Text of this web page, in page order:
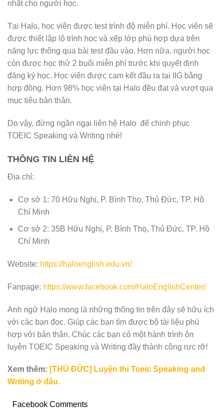
nhất cho người học.
Tại Halo, học viên được test trình độ miễn phí. Học viên sẽ
được thiết lập lộ trình học và xếp lớp phù hợp dựa trên
năng lực thông qua bài test đầu vào. Hơn nữa, người học
còn được học thử 2 buổi miễn phí trước khi quyết định
đăng ký học. Học viên được cam kết đầu ra tại IIG bằng
hợp đồng. Hơn 98% học viên tại Halo đều đạt và vượt qua
mục tiêu bản thân.
Do vậy, đừng ngần ngại liên hệ Halo để chinh phục
TOEIC Speaking và Writing nhé!
THÔNG TIN LIÊN HỆ
Địa chỉ:
Cơ sở 1: 70 Hữu Nghị, P. Bình Thọ, Thủ Đức, TP. Hồ
Chí Minh
Cơ sở 2: 35B Hữu Nghị, P. Bình Thọ, Thủ Đức, TP. Hồ
Chí Minh
Website: https://haloenglish.edu.vn/
Fanpage: https://www.facebook.com/HaloEnglishCenter/
Anh ngữ Halo mong là những thông tin trên đây sẽ hữu ích
với các bạn đọc. Giúp các bạn tìm được bộ tài liệu phù
hợp với bản thân. Chúc các bạn có một hành trình ôn
luyện TOEIC Speaking và Writing đầy thành công rực rỡ!
Xem thêm: [THỦ ĐỨC] Luyện thi Toeic Speaking and
Writing ở đâu.
Facebook Comments